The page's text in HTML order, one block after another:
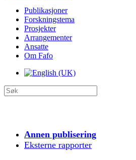
Publikasjoner
Forskningstema
Prosjekter
Arrangementer
Ansatte
Om Fafo
Annen publisering
Eksterne rapporter